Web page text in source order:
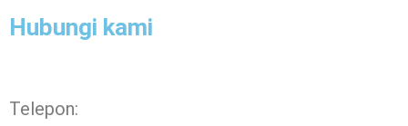
Hubungi kami
Telepon: